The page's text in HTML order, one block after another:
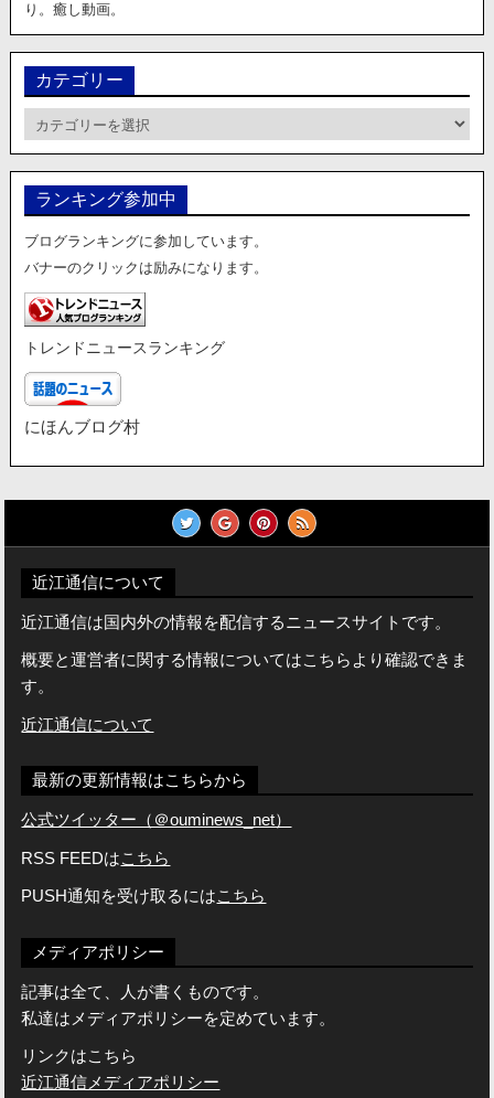
り。癒し動画。
カテゴリー
テ
リ
ランキング参加中
ブログランキングに参加しています。
バナーのクリックは励みになります。
トレンドニュースランキング
にほんブログ村
近江通信について
近江通信は国内外の情報を配信するニュースサイトです。
概要と運営者に関する情報についてはこちらより確認できま
す。
近江通信について
最新の更新情報はこちらから
公式ツイッター（＠ouminews_net）
RSS FEEDはこちら
PUSH通知を受け取るにはこちら
メディアポリシー
記事は全て、人が書くものです。
私達はメディアポリシーを定めています。
リンクはこちら
近江通信メディアポリシー